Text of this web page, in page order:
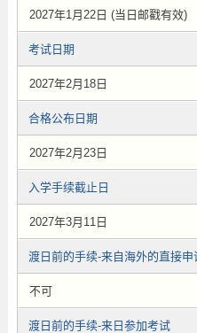
2027年1月22日 (当日邮戳有效)
考试日期
2027年2月18日
合格公布日期
2027年2月23日
入学手续截止日
2027年3月11日
渡日前的手续-来自海外的直接申
不可
渡日前的手续-来日参加考试